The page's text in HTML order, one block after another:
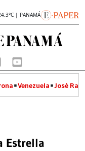
| PANAMÁ
Venezuela José
Estrella